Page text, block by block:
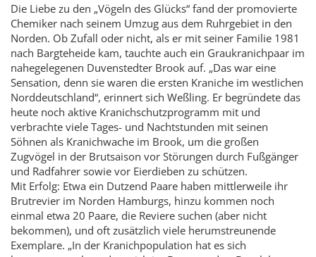
Die Liebe zu den „Vögeln des Glücks“ fand der promovierte
Chemiker nach seinem Umzug aus dem Ruhrgebiet in den
Norden. Ob Zufall oder nicht, als er mit seiner Familie 1981
nach Bargteheide kam, tauchte auch ein Grau­kranichpaar im
nahegelegenen Duven­stedter Brook auf. „Das war eine
Sensation, denn sie waren die ersten Kraniche im westlichen
Norddeutschland“, erinnert sich Weßling. Er begründete das
heute noch aktive Kranichschutzprogramm mit und
verbrachte viele Tages- und Nachtstunden mit seinen
Söhnen als Kranichwache im Brook, um die großen
Zugvögel in der Brutsaison vor Störungen durch Fußgänger
und Radfahrer sowie vor Eierdieben zu schützen.
Mit Erfolg: Etwa ein Dutzend Paare haben mittlerweile ihr
Brutrevier im Norden Hamburgs, hinzu kommen noch
einmal etwa 20 Paare, die Reviere suchen (aber nicht
bekommen), und oft zusätzlich viele herumstreunende
Exemplare. „In der Kranichpopulation hat es sich